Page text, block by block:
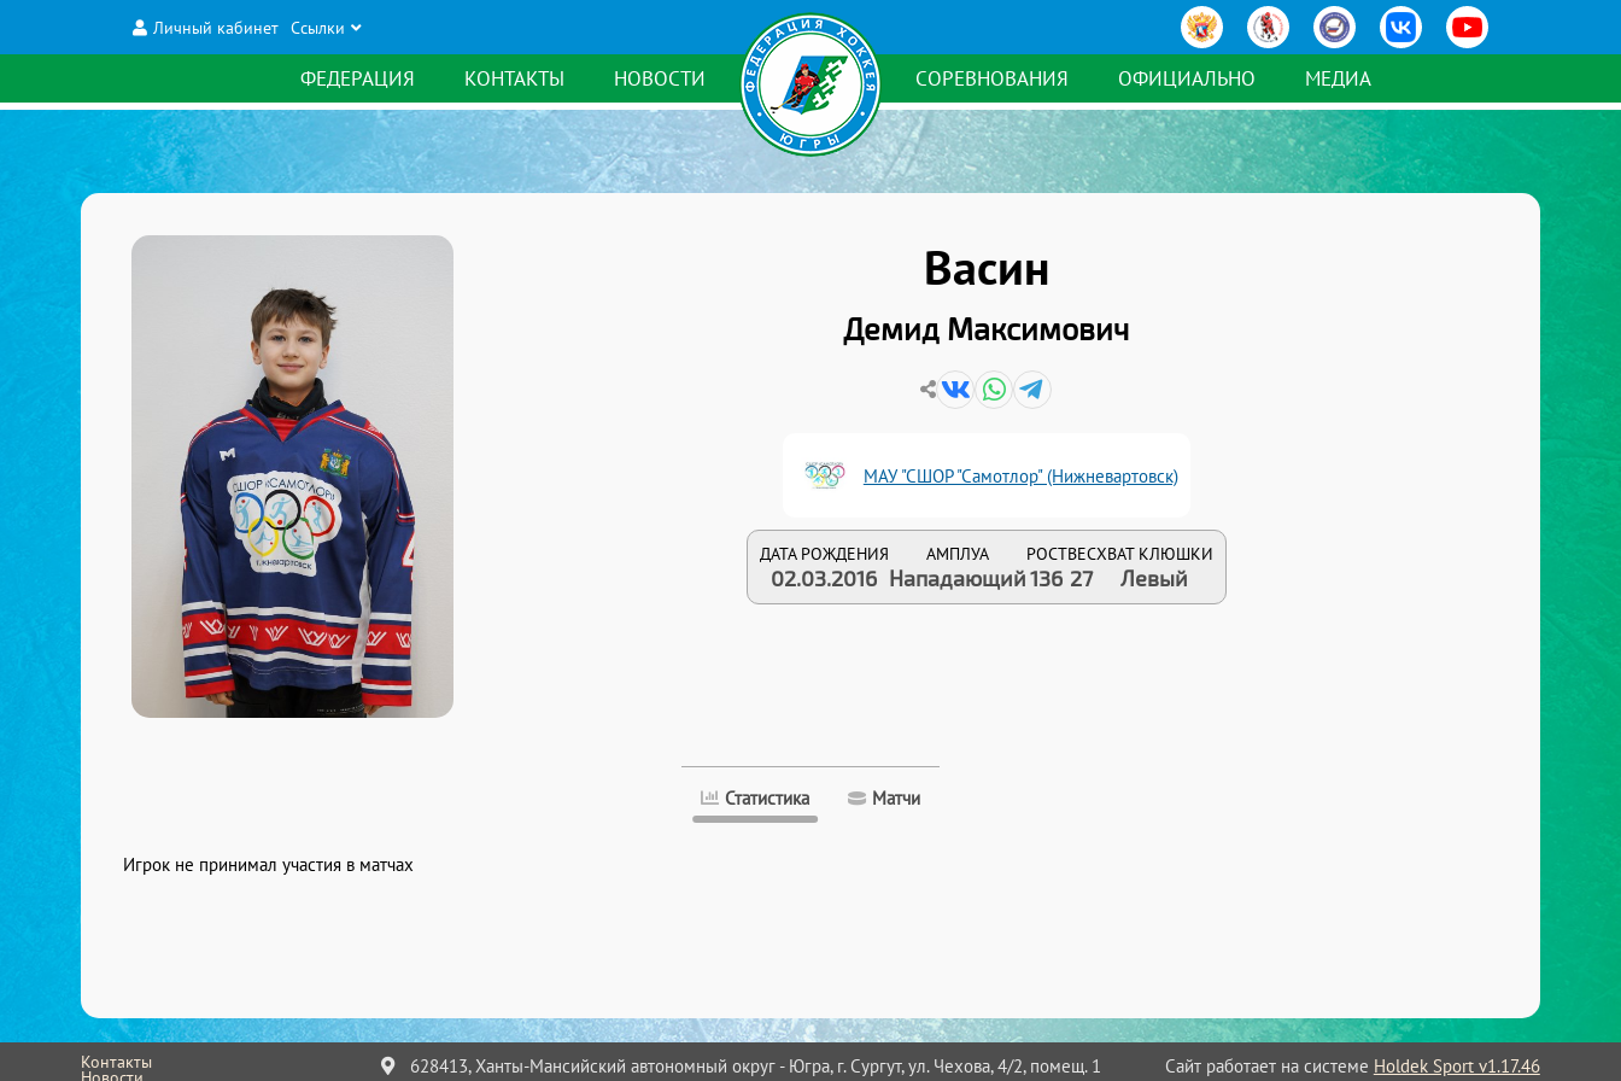
Личный кабинет Ссылки
ФЕДЕРАЦИЯ КОНТАКТЫ НОВОСТИ СОРЕВНОВАНИЯ ОФИЦИАЛЬНО МЕДИА
Васин
Демид Максимович
МАУ "СШОР "Самотлор" (Нижневартовск)
ДАТА РОЖДЕНИЯ
02.03.2016
АМПЛУА
Нападающий
РОСТ
136
ВЕС
27
ХВАТ КЛЮШКИ
Левый
Статистика Матчи
Игрок не принимал участия в матчах
Контакты
628413, Ханты-Мансийский автономный округ - Югра, г. Сургут, ул. Чехова, 4/2, помещ. 1
Сайт работает на системе Holdek Sport v1.17.46